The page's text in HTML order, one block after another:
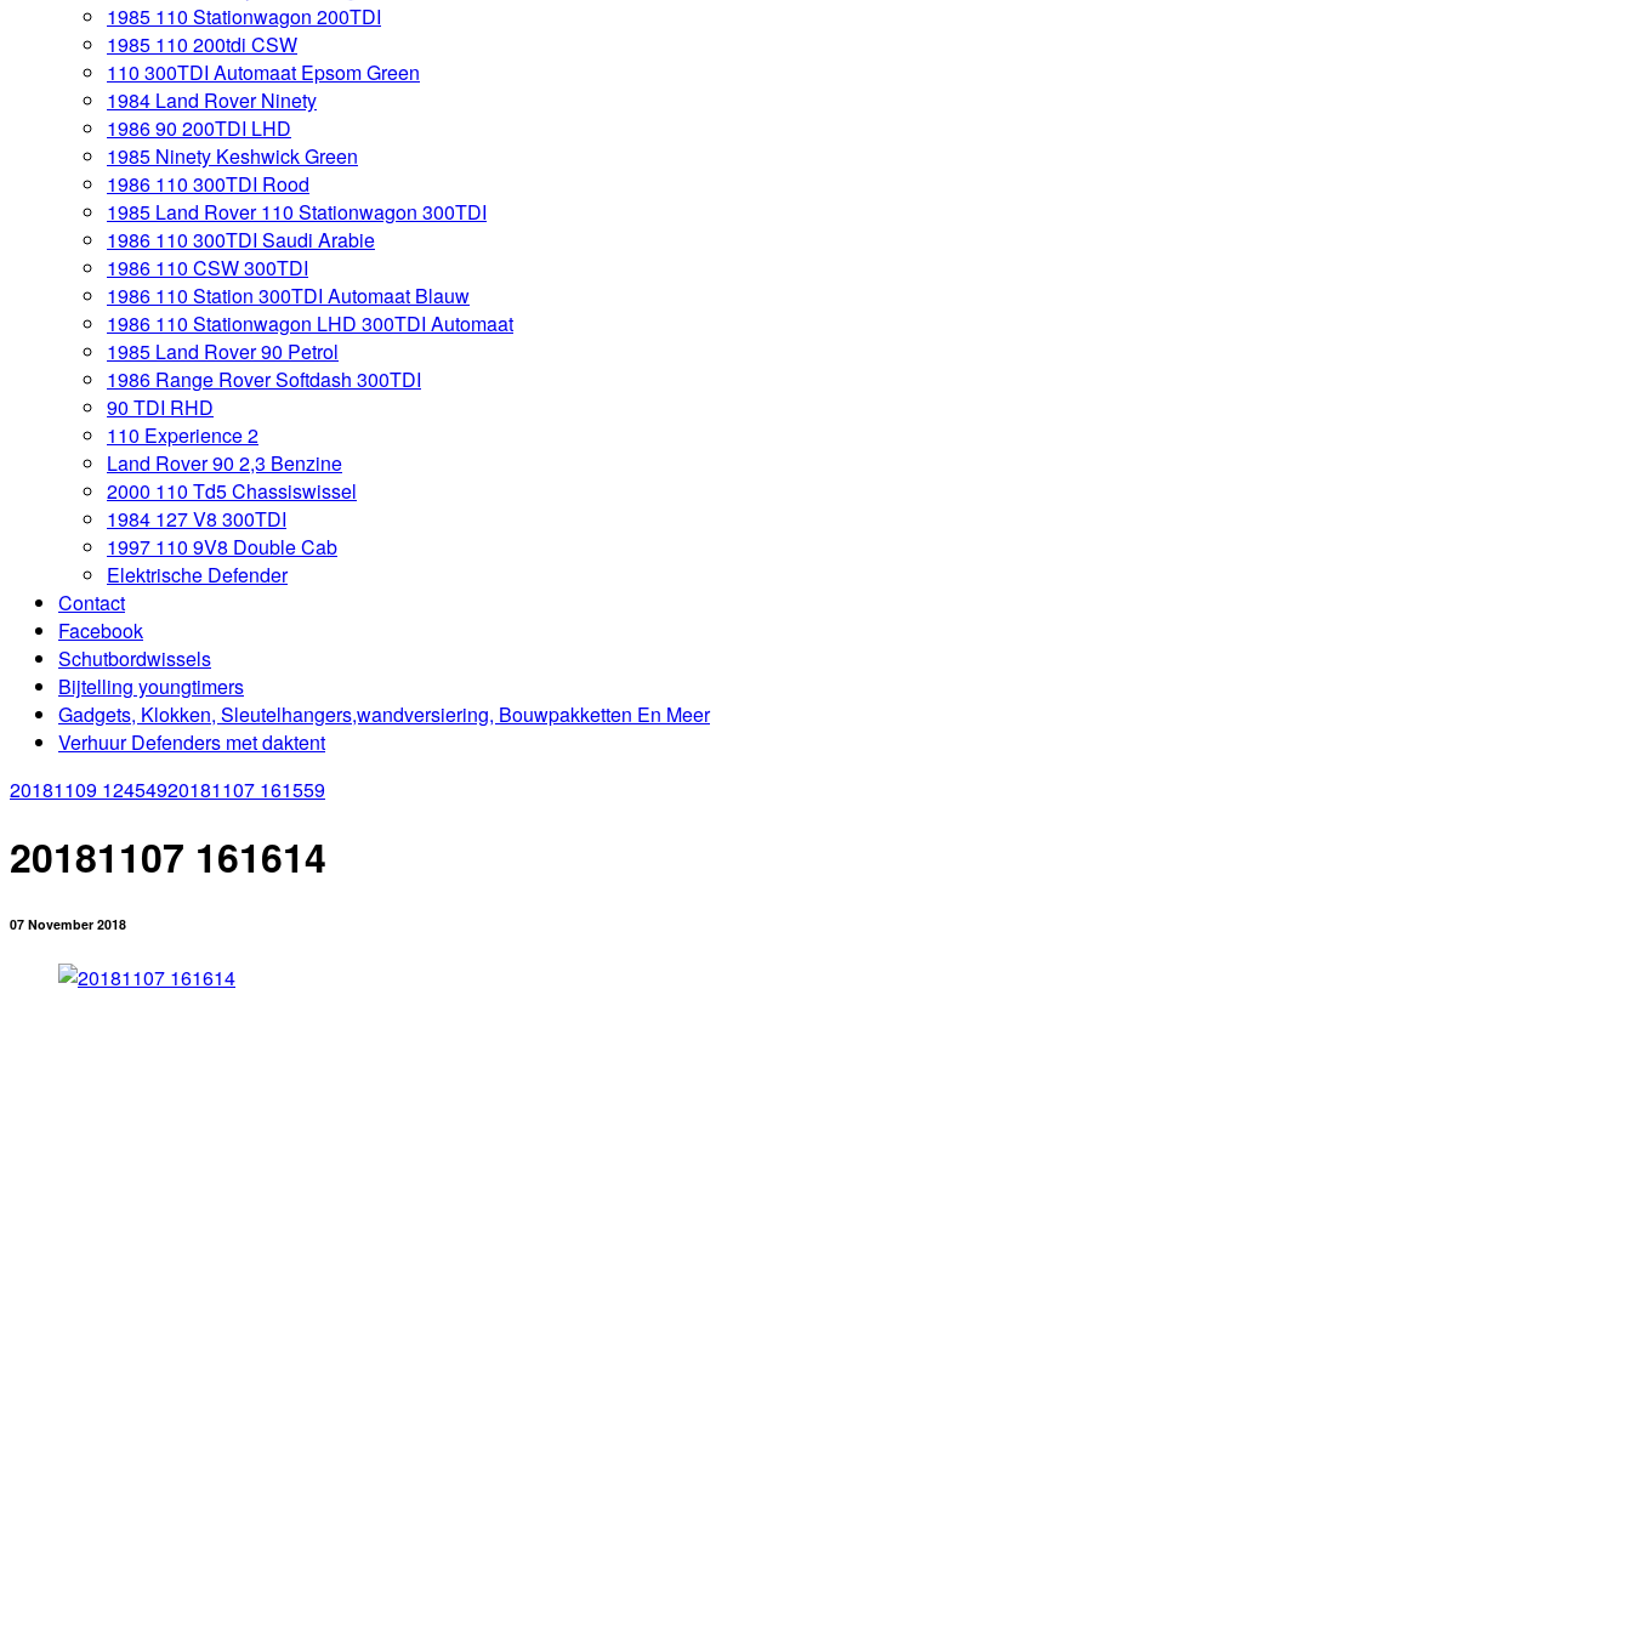
1985 110 Stationwagon 200TDI
1985 110 200tdi CSW
110 300TDI Automaat Epsom Green
1984 Land Rover Ninety
1986 90 200TDI LHD
1985 Ninety Keshwick Green
1986 110 300TDI Rood
1985 Land Rover 110 Stationwagon 300TDI
1986 110 300TDI Saudi Arabie
1986 110 CSW 300TDI
1986 110 Station 300TDI Automaat Blauw
1986 110 Stationwagon LHD 300TDI Automaat
1985 Land Rover 90 Petrol
1986 Range Rover Softdash 300TDI
90 TDI RHD
110 Experience 2
Land Rover 90 2,3 Benzine
2000 110 Td5 Chassiswissel
1984 127 V8 300TDI
1997 110 9V8 Double Cab
Elektrische Defender
Contact
Facebook
Schutbordwissels
Bijtelling youngtimers
Gadgets, Klokken, Sleutelhangers,wandversiering, Bouwpakketten En Meer
Verhuur Defenders met daktent
20181109 12454920181107 161559
20181107 161614
07 November 2018